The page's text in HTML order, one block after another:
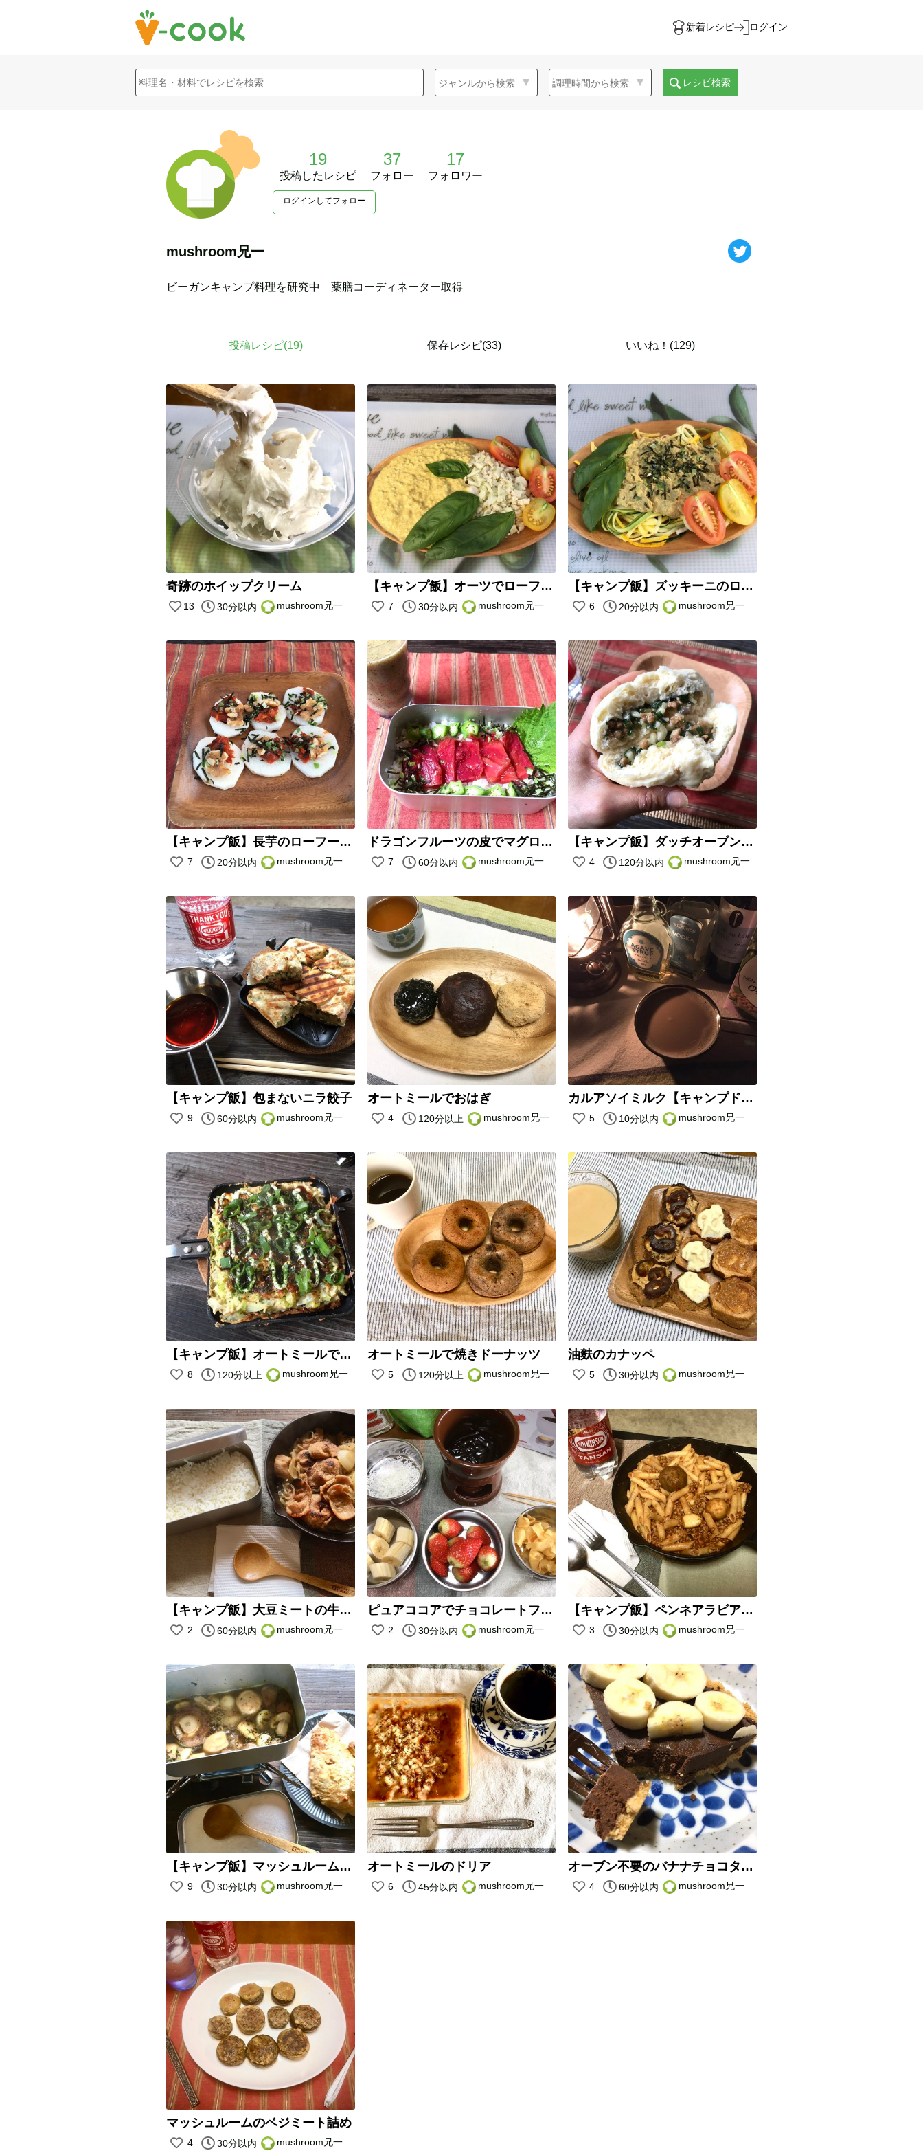
新着レシピ ログイン
レシピ検索
19
投稿したレシピ
37
フォロー
17
フォロワー
ログインしてフォロー
mushroom兄一
ビーガンキャンプ料理を研究中 薬膳コーディネーター取得
投稿レシピ(19) 保存レシピ(33) いいね！(129)
奇跡のホイップクリーム
13 30分以内 mushroom兄一
【キャンプ飯】オーツでローフードカレー
7 30分以内 mushroom兄一
【キャンプ飯】ズッキーニのローフードスパ
6 20分以内 mushroom兄一
【キャンプ飯】長芋のローフードカナッペ
7 20分以内 mushroom兄一
ドラゴンフルーツの皮でマグロ丼風。
7 60分以内 mushroom兄一
【キャンプ飯】ダッチオーブンでニラマン
4 120分以内 mushroom兄一
【キャンプ飯】包まないニラ餃子
9 60分以内 mushroom兄一
オートミールでおはぎ
4 120分以上 mushroom兄一
カルアソイミルク【キャンプドリンク】
5 10分以内 mushroom兄一
【キャンプ飯】オートミールでお好み焼き
8 120分以上 mushroom兄一
オートミールで焼きドーナッツ
5 120分以上 mushroom兄一
油麩のカナッペ
5 30分以内 mushroom兄一
【キャンプ飯】大豆ミートの牛丼風
2 60分以内 mushroom兄一
ピュアココアでチョコレートフォンデュ
2 30分以内 mushroom兄一
【キャンプ飯】ペンネアラビアータ
3 30分以内 mushroom兄一
【キャンプ飯】マッシュルームのアヒージョ
9 30分以内 mushroom兄一
オートミールのドリア
6 45分以内 mushroom兄一
オーブン不要のバナナチョコタルト
4 60分以内 mushroom兄一
マッシュルームのベジミート詰め
4 30分以内 mushroom兄一